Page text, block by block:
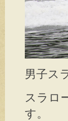
男子ス
スラロ
す。